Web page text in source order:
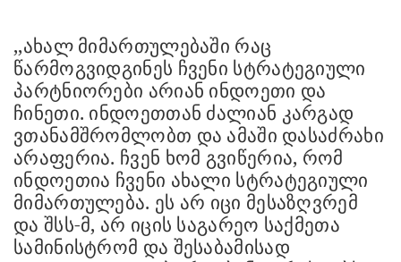
,,ახალ მიმართულებაში რაც
წარმოგვიდგინეს ჩვენი სტრატეგიული
პარტნიორები არიან ინდოეთი და
ჩინეთი. ინდოეთთან ძალიან კარგად
ვთანამშრომლობთ და ამაში დასაძრახი
არაფერია. ჩვენ ხომ გვიწერია, რომ
ინდოეთია ჩვენი ახალი სტრატეგიული
მიმართულება. ეს არ იცი მესაზღვრემ
და შსს-მ, არ იცის საგარეო საქმეთა
სამინისტრომ და შესაბამისად